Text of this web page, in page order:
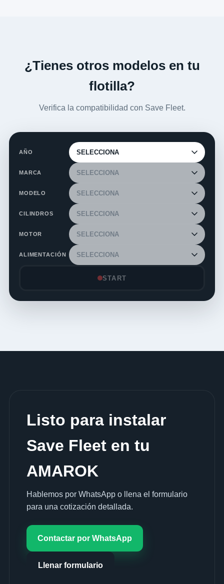
¿Tienes otros modelos en tu
flotilla?
Verifica la compatibilidad con Save Fleet.
AÑO
MARCA
MODELO
CILINDROS
MOTOR
ALIMENTACIÓN
START
Listo para instalar
Save Fleet en tu
AMAROK
Hablemos por WhatsApp o llena el formulario
para una cotización detallada.
Contactar por WhatsApp
Llenar formulario